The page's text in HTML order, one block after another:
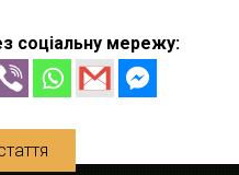
соціальну мережу: